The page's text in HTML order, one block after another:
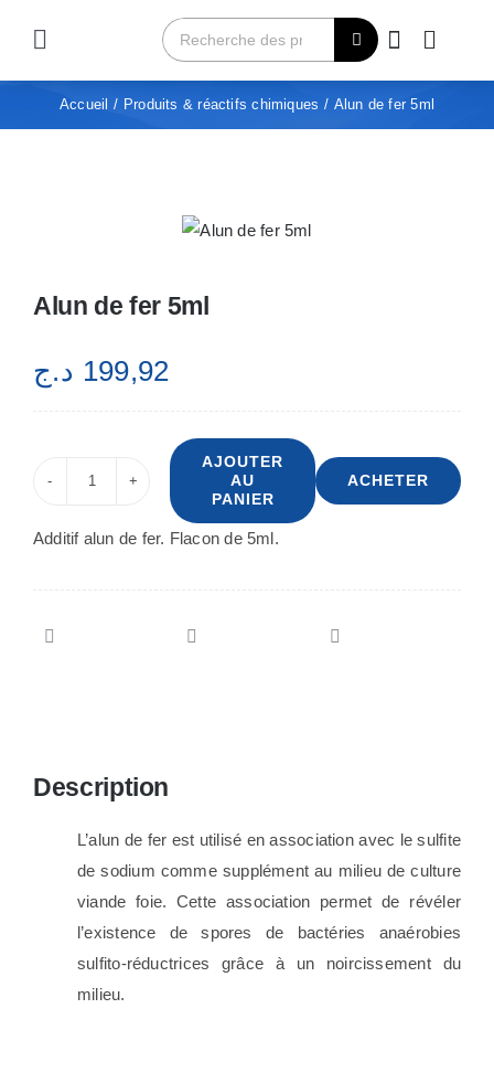
Toggle
Navigation
Home
Contact
Achetez maintenant
Rechercher:
Accueil Produits & réactifs chimiques Alun de fer 5ml
Alun de fer 5ml
199,92 د.ج
AJOUTER
AU
PANIER
ACHETER
Additif alun de fer. Flacon de 5ml.
Description
L’alun de fer est utilisé en association avec le sulfite
de sodium comme supplément au milieu de culture
viande foie. Cette association permet de révéler
l’existence de spores de bactéries anaérobies
sulfito-réductrices grâce à un noircissement du
milieu.